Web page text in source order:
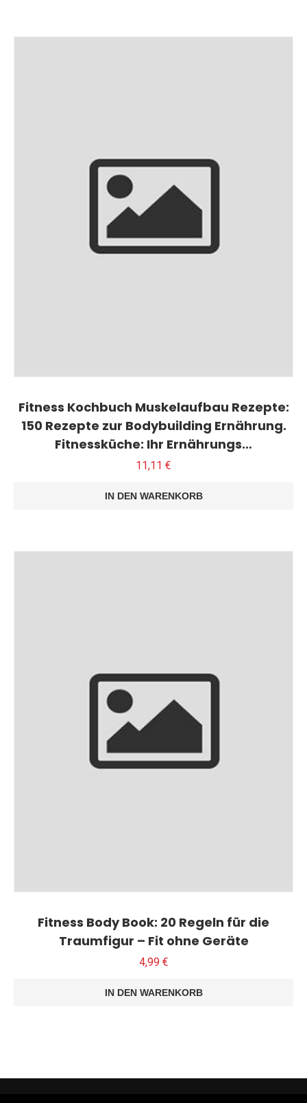
Fitness Kochbuch Muskelaufbau Rezepte:
150 Rezepte zur Bodybuilding Ernährung.
Fitnessküche: Ihr Ernährungs…
11,11 €
IN DEN WARENKORB
Fitness Body Book: 20 Regeln für die
Traumfigur – Fit ohne Geräte
4,99 €
IN DEN WARENKORB